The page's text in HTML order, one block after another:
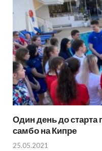
Один день до старта
самбо на Кипре
25.05.2021